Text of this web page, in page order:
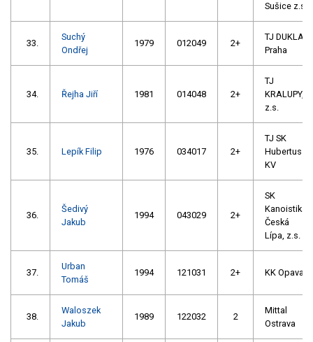
Sušice z.s.
33.
Suchý
Ondřej
1979 012049 2+
TJ DUKLA
Praha
34. Řejha Jiří 1981 014048 2+
TJ
KRALUPY,
z.s.
35. Lepík Filip 1976 034017 2+
TJ SK
Hubertus
KV
36.
Šedivý
Jakub
1994 043029 2+
SK
Kanoistika
Česká
Lípa, z.s.
37.
Urban
Tomáš
1994 121031 2+ KK Opava
38.
Waloszek
Jakub
1989 122032 2
Mittal
Ostrava